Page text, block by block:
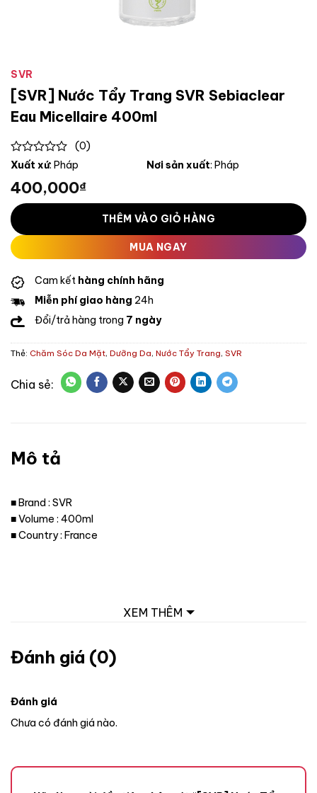
SVR
[SVR] Nước Tẩy Trang SVR Sebiaclear
Eau Micellaire 400ml
0
of
(0)
Xuất xứ: Pháp Nơi sản xuất: Pháp
400,000₫
THÊM VÀO GIỎ HÀNG
MUA NGAY
Cam kết hàng chính hãng
Miễn phí giao hàng 24h
Đổi/trả hàng trong 7 ngày
Thẻ: Chăm Sóc Da Mặt, Dưỡng Da, Nước Tẩy Trang, SVR
Mô tả
■ Brand : SVR
■ Volume : 400ml
■ Country : France
XEM THÊM
Đánh giá (0)
Đánh giá
Chưa có đánh giá nào.